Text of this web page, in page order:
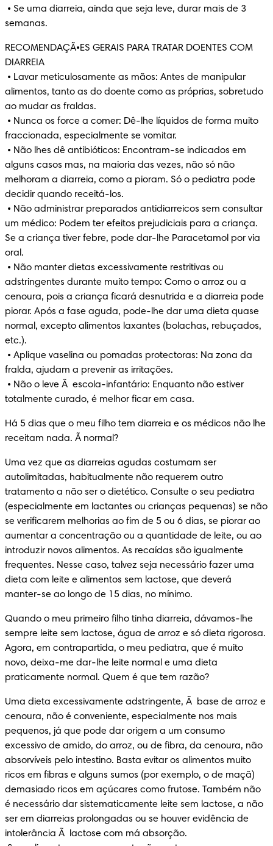
semanas.
RECOMENDAÇÃ•ES GERAIS PARA TRATAR DOENTES COM
DIARREIA
alimentos, tanto as do doente como as próprias, sobretudo
ao mudar as fraldas.
fraccionada, especialmente se vomitar.
alguns casos mas, na maioria das vezes, não só não
melhoram a diarreia, como a pioram. Só o pediatra pode
decidir quando receitá-los.
um médico: Podem ter efeitos prejudiciais para a criança.
Se a criança tiver febre, pode dar-lhe Paracetamol por via
oral.
adstringentes durante muito tempo: Como o arroz ou a
cenoura, pois a criança ficará desnutrida e a diarreia pode
piorar. Após a fase aguda, pode-lhe dar uma dieta quase
normal, excepto alimentos laxantes (bolachas, rebuçados,
etc.).
fralda, ajudam a prevenir as irritações.
totalmente curado, é melhor ficar em casa.
Há 5 dias que o meu filho tem diarreia e os médicos não lhe
receitam nada. Ã normal?
Uma vez que as diarreias agudas costumam ser
autolimitadas, habitualmente não requerem outro
tratamento a não ser o dietético. Consulte o seu pediatra
(especialmente em lactantes ou crianças pequenas) se não
se verificarem melhorias ao fim de 5 ou 6 dias, se piorar ao
aumentar a concentração ou a quantidade de leite, ou ao
introduzir novos alimentos. As recaídas são igualmente
frequentes. Nesse caso, talvez seja necessário fazer uma
dieta com leite e alimentos sem lactose, que deverá
manter-se ao longo de 15 dias, no mínimo.
Quando o meu primeiro filho tinha diarreia, dávamos-lhe
sempre leite sem lactose, água de arroz e só dieta rigorosa.
Agora, em contrapartida, o meu pediatra, que é muito
novo, deixa-me dar-lhe leite normal e uma dieta
praticamente normal. Quem é que tem razão?
Uma dieta excessivamente adstringente, Ã  base de arroz e
cenoura, não é conveniente, especialmente nos mais
pequenos, já que pode dar origem a um consumo
excessivo de amido, do arroz, ou de fibra, da cenoura, não
absorvíveis pelo intestino. Basta evitar os alimentos muito
ricos em fibras e alguns sumos (por exemplo, o de maçã)
demasiado ricos em açúcares como frutose. Também não
é necessário dar sistematicamente leite sem lactose, a não
ser em diarreias prolongadas ou se houver evidência de
intolerância Ã  lactose com má absorção.